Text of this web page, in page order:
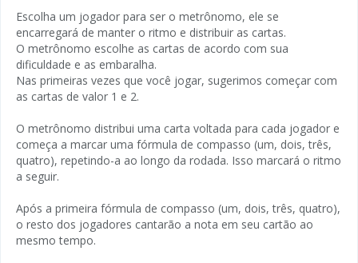
Escolha um jogador para ser o metrônomo, ele se
encarregará de manter o ritmo e distribuir as cartas.
O metrônomo escolhe as cartas de acordo com sua
dificuldade e as embaralha.
Nas primeiras vezes que você jogar, sugerimos começar com
as cartas de valor 1 e 2.
O metrônomo distribui uma carta voltada para cada jogador e
começa a marcar uma fórmula de compasso (um, dois, três,
quatro), repetindo-a ao longo da rodada. Isso marcará o ritmo
a seguir.
Após a primeira fórmula de compasso (um, dois, três, quatro),
o resto dos jogadores cantarão a nota em seu cartão ao
mesmo tempo.